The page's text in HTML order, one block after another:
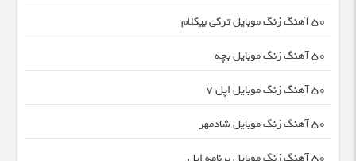
50 آهنگ زنگ موبایل ترکی بیکلام
50 آهنگ زنگ موبایل بچه
50 آهنگ زنگ موبایل اپل 7
50 آهنگ زنگ موبایل شادمهر